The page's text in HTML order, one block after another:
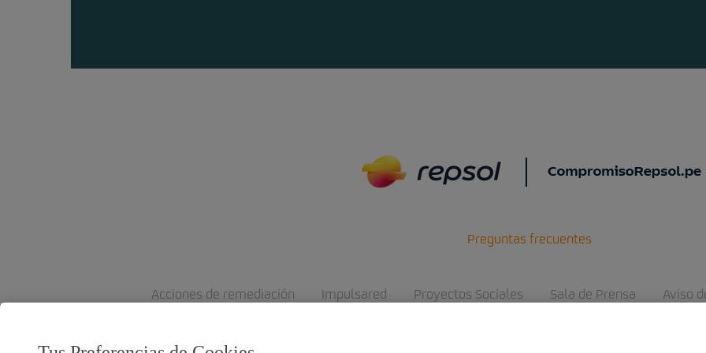
Preguntas frecuentes
Acciones de remediación Impulsared Proyectos Sociales Sala de Prensa Aviso